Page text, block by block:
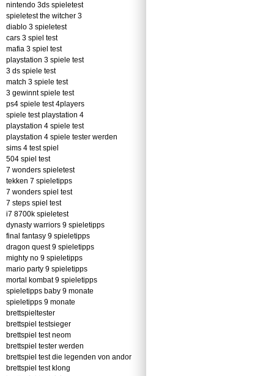
nintendo 3ds spieletest
spieletest the witcher 3
diablo 3 spieletest
cars 3 spiel test
mafia 3 spiel test
playstation 3 spiele test
3 ds spiele test
match 3 spiele test
3 gewinnt spiele test
ps4 spiele test 4players
spiele test playstation 4
playstation 4 spiele test
playstation 4 spiele tester werden
sims 4 test spiel
504 spiel test
7 wonders spieletest
tekken 7 spieletipps
7 wonders spiel test
7 steps spiel test
i7 8700k spieletest
dynasty warriors 9 spieletipps
final fantasy 9 spieletipps
dragon quest 9 spieletipps
mighty no 9 spieletipps
mario party 9 spieletipps
mortal kombat 9 spieletipps
spieletipps baby 9 monate
spieletipps 9 monate
brettspieltester
brettspiel testsieger
brettspiel test neom
brettspiel tester werden
brettspiel test die legenden von andor
brettspiel test klong